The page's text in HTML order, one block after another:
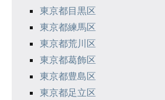
東京都目黒区
東京都練馬区
東京都荒川区
東京都葛飾区
東京都豊島区
東京都足立区